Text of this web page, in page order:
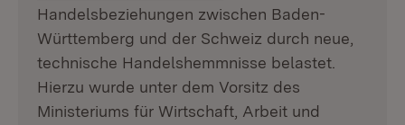
Handelsbeziehungen zwischen Baden-
Württemberg und der Schweiz durch neue,
technische Handelshemmnisse belastet.
Hierzu wurde unter dem Vorsitz des
Ministeriums für Wirtschaft, Arbeit und